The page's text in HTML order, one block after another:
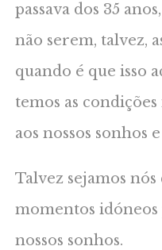
passava dos 35
não serem, talvez,
quando é que isso
temos as
aos nossos sonhos
Talvez sejamos
momentos
nossos sonhos.